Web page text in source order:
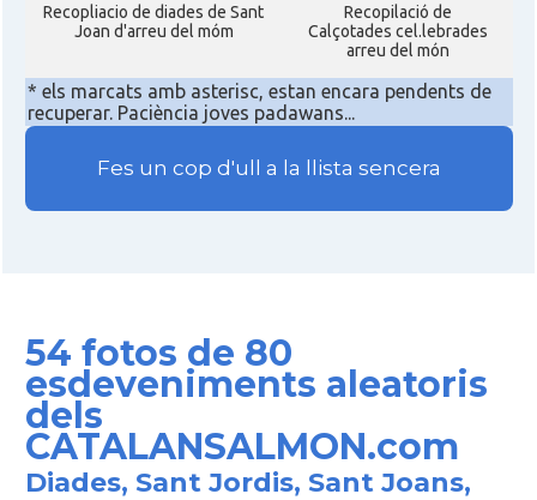
Recopliacio de diades de Sant
Joan d'arreu del móm
Recopilació de
Calçotades cel.lebrades
arreu del món
* els marcats amb asterisc, estan encara pendents de
recuperar. Paciència joves padawans...
Fes un cop d'ull a la llista sencera
54 fotos de 80
esdeveniments aleatoris
dels
CATALANSALMON.com
Diades, Sant Jordis, Sant Joans,